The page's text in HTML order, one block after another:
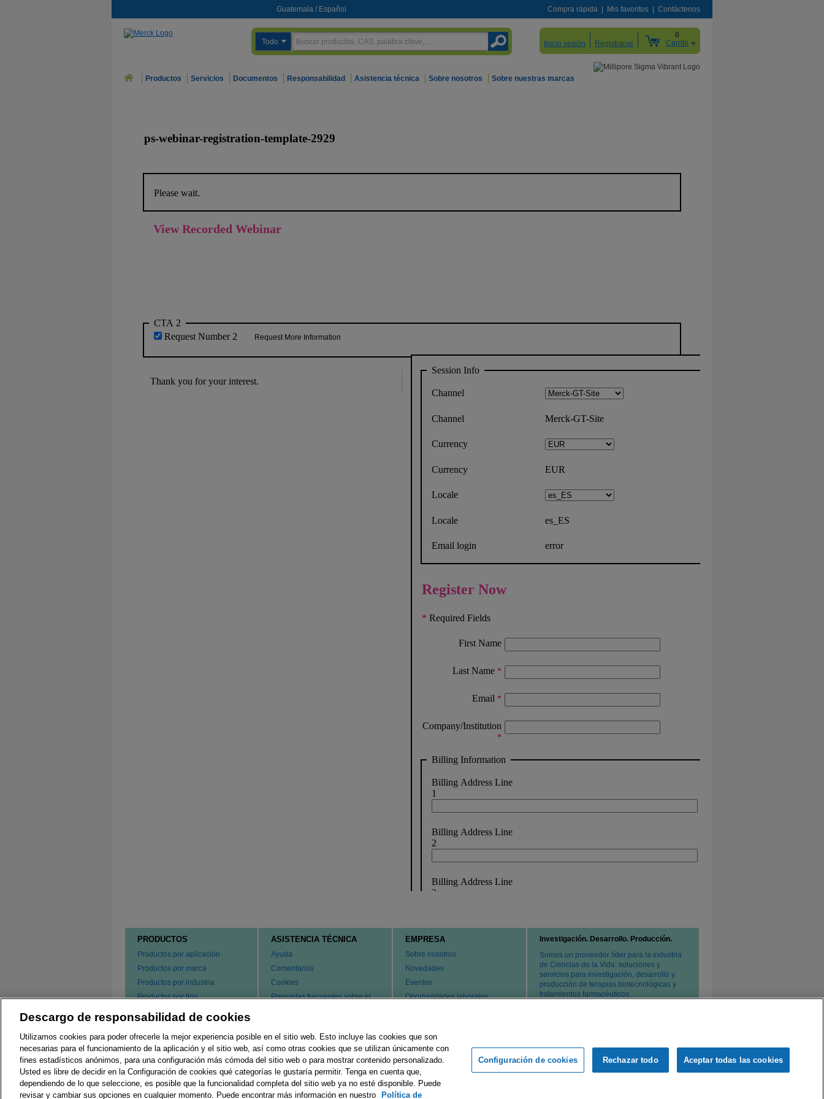
Guatemala / Español Compra rápida Mis favoritos Contáctenos
Todo Inicio sesión Registrarse
0
Carrito
Productos Servicios Documentos Responsabilidad Asistencia técnica Sobre nosotros Sobre nuestras marcas
PRODUCTOS
Productos por aplicación
Productos por marca
Productos por industria
Productos por tipo
Hacer un pedido de nuestros
productos
ASISTENCIA TÉCNICA
Ayuda
Comentarios
Cookies
Preguntas frecuentes sobre el
Contacte con nosotros
EMPRESA
Sobre nosotros
Novedades
Eventos
Oportunidades laborales
Investigación. Desarrollo. Producción.
Somos un proveedor líder para la industria
de Ciencias de la Vida: soluciones y
servicios para investigación, desarrollo y
producción de terapias biotecnológicas y
tratamientos farmacéuticos.
Regulaciones Locales Grupo Merck Pie de imprenta Condiciones de uso Declaración de privacidad Condiciones de venta
Descargo de responsabilidad de cookies
Utilizamos cookies para poder ofrecerle la mejor experiencia posible en el sitio web. Esto incluye las cookies que son
necesarias para el funcionamiento de la aplicación y el sitio web, así como otras cookies que se utilizan únicamente con
fines estadísticos anónimos, para una configuración más cómoda del sitio web o para mostrar contenido personalizado.
Usted es libre de decidir en la Configuración de cookies qué categorías le gustaría permitir. Tenga en cuenta que,
dependiendo de lo que seleccione, es posible que la funcionalidad completa del sitio web ya no esté disponible. Puede
revisar y cambiar sus opciones en cualquier momento. Puede encontrar más información en nuestro
Política de
Configuración de cookies Rechazar todo Aceptar todas las cookies